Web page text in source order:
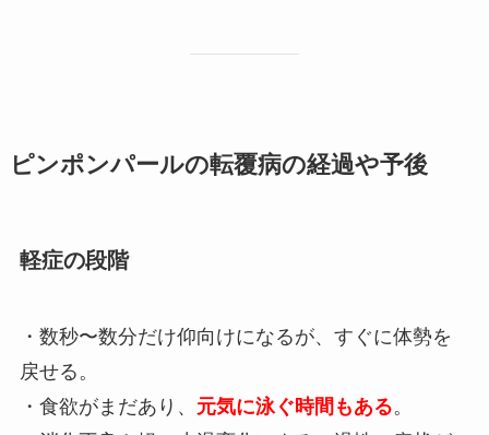
ピンポンパールの転覆病の経過や予後
軽症の段階
・数秒〜数分だけ仰向けになるが、すぐに体勢を
戻せる。
・食欲がまだあり、 元気に泳ぐ時間もある。